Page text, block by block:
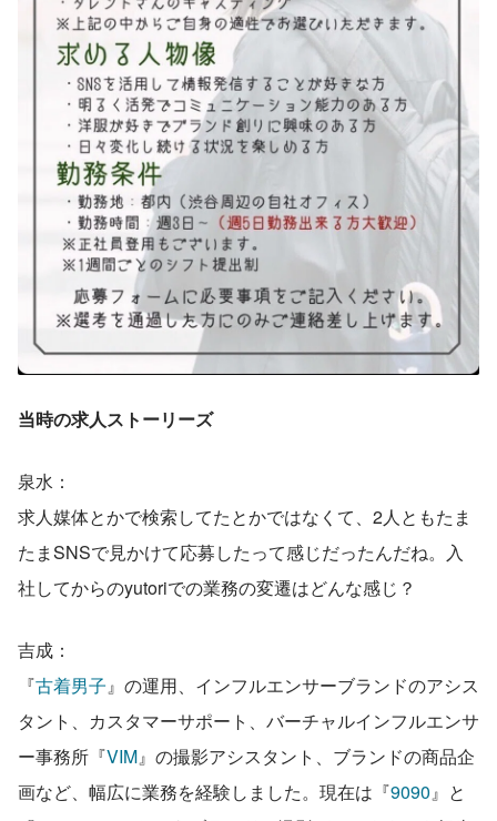
当時の求人ストーリーズ
泉水：
求人媒体とかで検索してたとかではなくて、2人ともたま
たまSNSで見かけて応募したって感じだったんだね。入
社してからのyutoriでの業務の変遷はどんな感じ？
吉成：
『古着男子』の運用、インフルエンサーブランドのアシス
タント、カスタマーサポート、バーチャルインフルエンサ
ー事務所『VIM』の撮影アシスタント、ブランドの商品企
画など、幅広に業務を経験しました。現在は『9090』と